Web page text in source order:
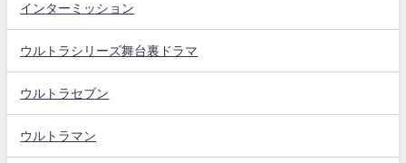
インターミッション
ウルトラシリーズ舞台裏ドラマ
ウルトラセブン
ウルトラマン